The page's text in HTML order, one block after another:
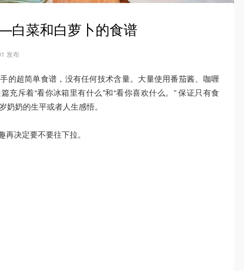
菜和白萝卜的食谱
发布
的超简单食谱，没有任何技术含量。大量使用番茄酱、咖喱
充斥着“看你冰箱里有什么”和“看你喜欢什么。” 保证只有食
奶的生平或者人生感悟。
决定要不要往下拉。